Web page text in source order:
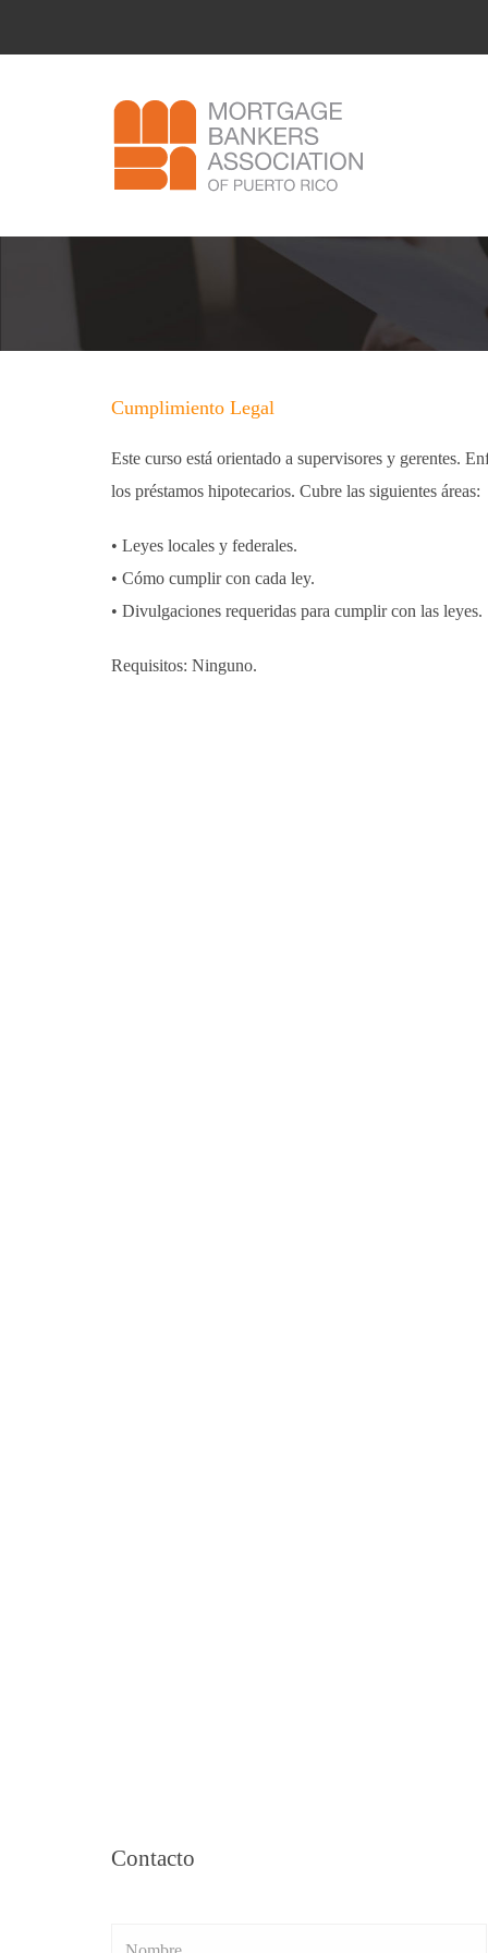
Cumplimiento Legal
Este curso está orientado a supervisores y gerentes.
los préstamos hipotecarios. Cubre las siguientes áreas:
• Leyes locales y federales.
• Cómo cumplir con cada ley.
• Divulgaciones requeridas para cumplir con las leyes.
Requisitos: Ninguno.
Contacto